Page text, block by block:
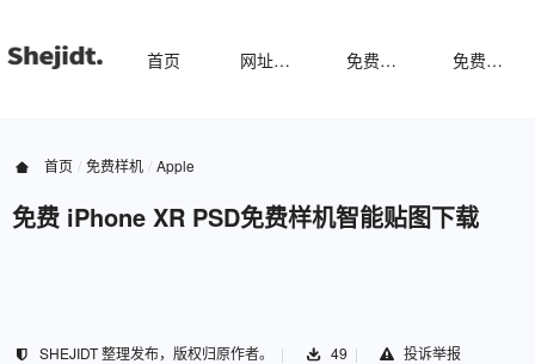
首页 网址导航 免费样机 免费字体
首页 免费样机 Apple
免费 iPhone XR PSD免费样机智能贴图下载
SHEJIDT 整理发布，版权归原作者。 49 投诉举报